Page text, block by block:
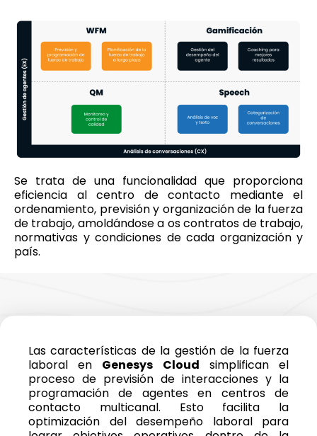
Se trata de una funcionalidad que proporciona
eficiencia al centro de contacto mediante el
ordenamiento, previsión y organización de la fuerza
de trabajo, amoldándose a os contratos de trabajo,
normativas y condiciones de cada organización y
país.
Las características de la gestión de la fuerza
laboral en Genesys Cloud simplifican el
proceso de previsión de interacciones y la
programación de agentes en centros de
contacto multicanal. Esto facilita la
optimización del desempeño laboral para